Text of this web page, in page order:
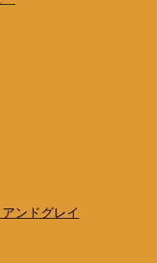
ンドグレイ